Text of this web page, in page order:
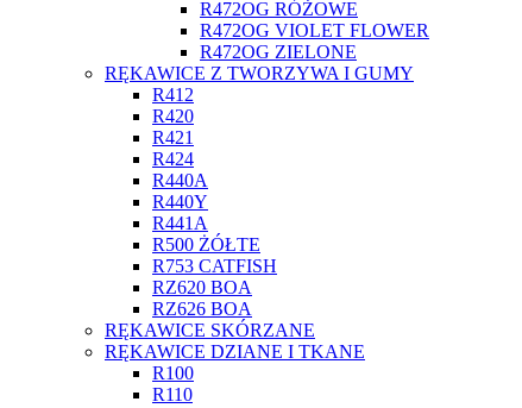
R472OG RÓŻOWE
R472OG VIOLET FLOWER
R472OG ZIELONE
RĘKAWICE Z TWORZYWA I GUMY
R412
R420
R421
R424
R440A
R440Y
R441A
R500 ŻÓŁTE
R753 CATFISH
RZ620 BOA
RZ626 BOA
RĘKAWICE SKÓRZANE
RĘKAWICE DZIANE I TKANE
R100
R110